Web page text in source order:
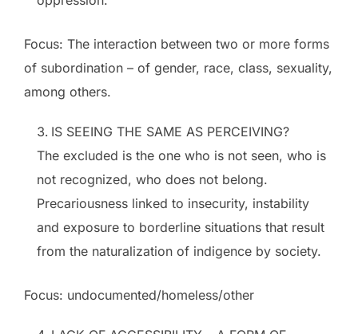
Focus: The interaction between two or more forms
of subordination – of gender, race, class, sexuality,
among others.
IS SEEING THE SAME AS PERCEIVING?
The excluded is the one who is not seen, who is
not recognized, who does not belong.
Precariousness linked to insecurity, instability
and exposure to borderline situations that result
from the naturalization of indigence by society.
Focus: undocumented/homeless/other